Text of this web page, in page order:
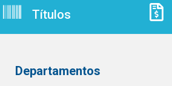
Títulos
Departamentos